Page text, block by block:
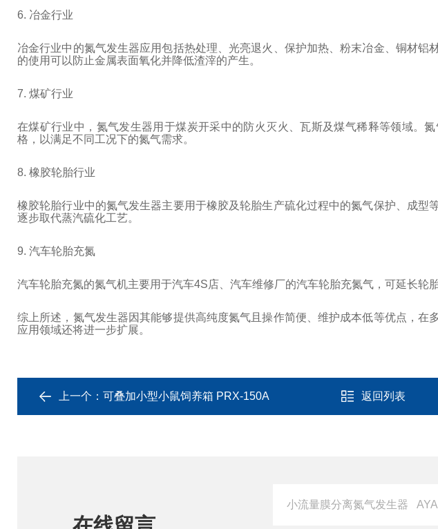
6. 冶金行业
冶金行业中的氮气发生器应用包括热处理、光亮退火、保护加热、粉末冶金、铜材
的使用可以防止金属表面氧化并降低渣滓的产生。
7. 煤矿行业
在煤矿行业中，氮气发生器用于煤炭开采中的防火灭火、瓦斯及煤气稀释等领域。
格，以满足不同工况下的氮气需求。
8. 橡胶轮胎行业
橡胶轮胎行业中的氮气发生器主要用于橡胶及轮胎生产硫化过程中的氮气保护、成型
逐步取代蒸汽硫化工艺。
9. 汽车轮胎充氮
汽车轮胎充氮的氮气机主要用于汽车4S店、汽车维修厂的汽车轮胎充氮气，可延长轮
综上所述，氮气发生器因其能够提供高纯度氮气且操作简便、维护成本低等优点，在
应用领域还将进一步扩展。
上一个： 可叠加小型小鼠饲养箱 PRX-150A 返回列表